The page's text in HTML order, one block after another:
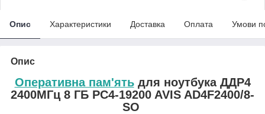
Опис Характеристики Доставка Оплата Умови
Опис
Оперативна пам'ятьдля ноутбука ДДР4
2400МГц 8 ГБ PC4-19200 AVIS AD4F2400/8-
SO